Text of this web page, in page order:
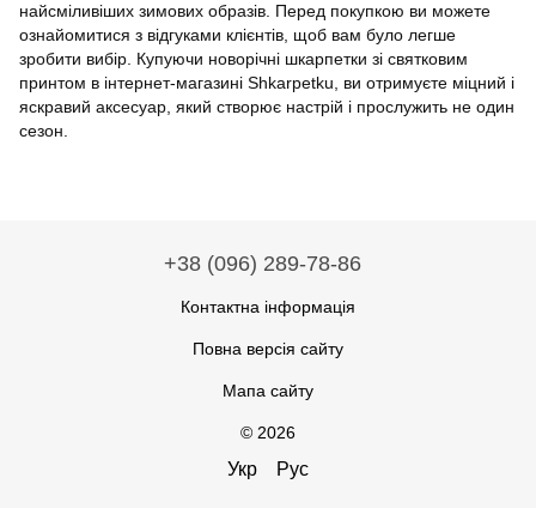
найсміливіших зимових образів. Перед покупкою ви можете
ознайомитися з відгуками клієнтів, щоб вам було легше
зробити вибір. Купуючи новорічні шкарпетки зі святковим
принтом в інтернет-магазині Shkarpetku, ви отримуєте міцний і
яскравий аксесуар, який створює настрій і прослужить не один
сезон.
+38 (096) 289-78-86
Контактна інформація
Повна версія сайту
Мапа сайту
© 2026
Укр Рус